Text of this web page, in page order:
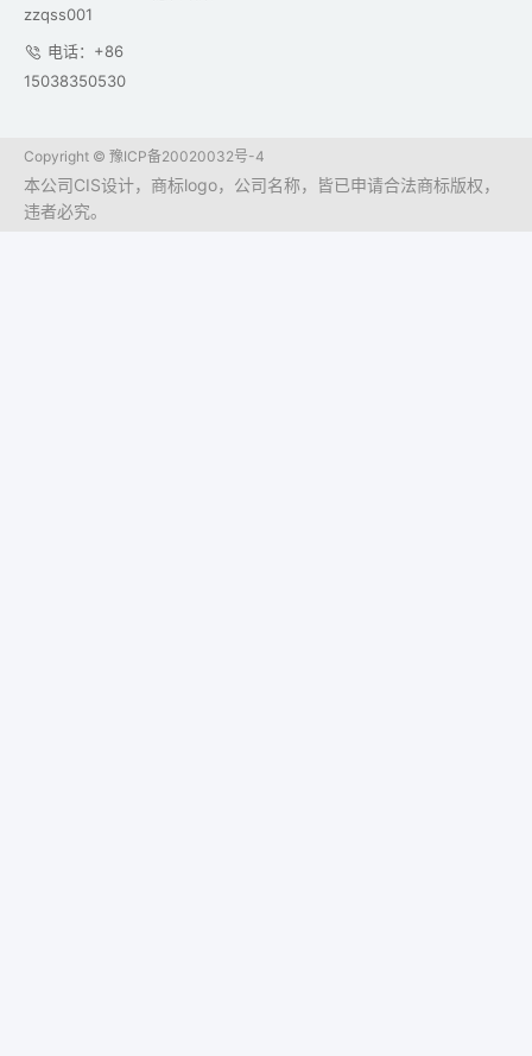
zzqss001
电话：+86
15038350530
Copyright © 豫ICP备20020032号-4
本公司CIS设计，商标logo，公司名称，皆已申请合法商标版权，
违者必究。